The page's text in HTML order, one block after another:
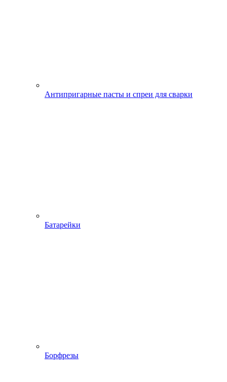
Антипригарные пасты и спреи для сварки
Батарейки
Борфрезы